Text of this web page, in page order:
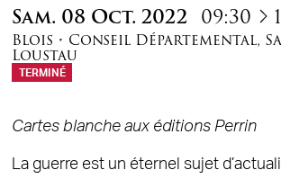
Sam. 08 Oct. 2022 09:30 à
Blois • Conseil Départemental,
Loustau
TERMINÉ
Cartes blanche aux éditions Perrin
La guerre est un éternel sujet